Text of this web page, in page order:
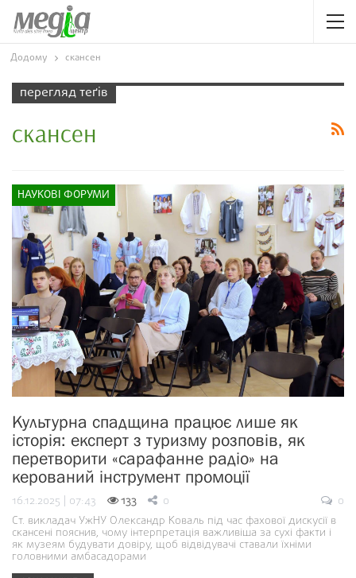
Додому скансен
перегляд теґів
скансен
НАУКОВІ ФОРУМИ
Культурна спадщина працює лише як
історія: експерт з туризму розповів, як
перетворити «сарафанне радіо» на
керований інструмент промоції
16.12.2025 | 07:43 133 0
0
Ст. викладач УжНУ Олександр Коваль під час фахової дискусії в
скансені пояснив, чому інтерпретація важливіша за сухі факти і
як музеям будувати довіру, щоб відвідувачі ставали їхніми
головними амбасадорами